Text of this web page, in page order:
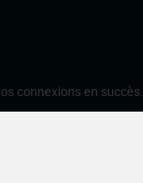
connexions en succès.